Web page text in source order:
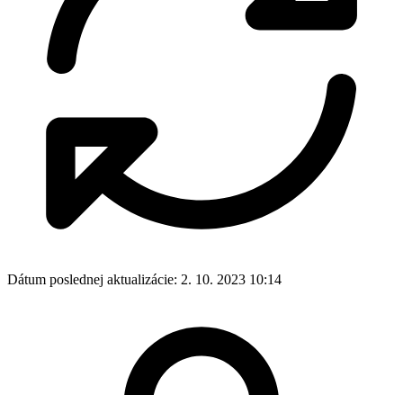
Dátum poslednej aktualizácie: 2. 10. 2023 10:14